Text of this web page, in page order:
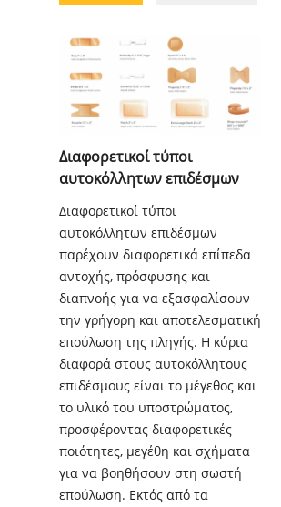
Διαφορετικοί τύποι
αυτοκόλλητων επιδέσμων
Διαφορετικοί τύποι
αυτοκόλλητων επιδέσμων
παρέχουν διαφορετικά επίπεδα
αντοχής, πρόσφυσης και
διαπνοής για να εξασφαλίσουν
την γρήγορη και αποτελεσματική
επούλωση της πληγής. Η κύρια
διαφορά στους αυτοκόλλητους
επιδέσμους είναι το μέγεθος και
το υλικό του υποστρώματος,
προσφέροντας διαφορετικές
ποιότητες, μεγέθη και σχήματα
για να βοηθήσουν στη σωστή
επούλωση. Εκτός από τα